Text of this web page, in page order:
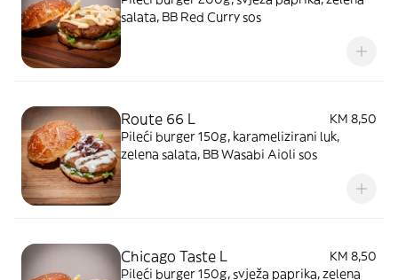
salata, BB Red Curry sos
Route 66 L
KM 8,50
Pileći burger 150g, karamelizirani luk,
zelena salata, BB Wasabi Aioli sos
Chicago Taste L
KM 8,50
Pileći burger 150g, svježa paprika, zelena